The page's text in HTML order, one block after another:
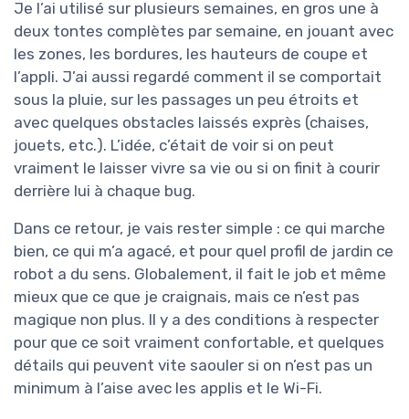
Je l’ai utilisé sur plusieurs semaines, en gros une à
deux tontes complètes par semaine, en jouant avec
les zones, les bordures, les hauteurs de coupe et
l’appli. J’ai aussi regardé comment il se comportait
sous la pluie, sur les passages un peu étroits et
avec quelques obstacles laissés exprès (chaises,
jouets, etc.). L’idée, c’était de voir si on peut
vraiment le laisser vivre sa vie ou si on finit à courir
derrière lui à chaque bug.
Dans ce retour, je vais rester simple : ce qui marche
bien, ce qui m’a agacé, et pour quel profil de jardin ce
robot a du sens. Globalement, il fait le job et même
mieux que ce que je craignais, mais ce n’est pas
magique non plus. Il y a des conditions à respecter
pour que ce soit vraiment confortable, et quelques
détails qui peuvent vite saouler si on n’est pas un
minimum à l’aise avec les applis et le Wi-Fi.